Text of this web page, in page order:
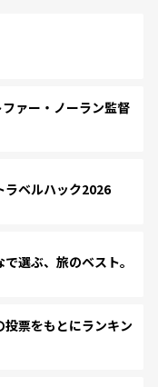
ァー・ノーラン監督
ベルハック2026
選ぶ、旅のベスト。
票をもとにランキン